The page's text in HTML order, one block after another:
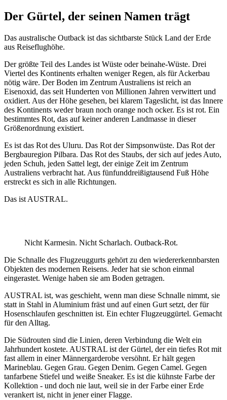
Der Gürtel, der seinen Namen trägt
Das australische Outback ist das sichtbarste Stück Land der Erde
aus Reiseflughöhe.
Der größte Teil des Landes ist Wüste oder beinahe-Wüste. Drei
Viertel des Kontinents erhalten weniger Regen, als für Ackerbau
nötig wäre. Der Boden im Zentrum Australiens ist reich an
Eisenoxid, das seit Hunderten von Millionen Jahren verwittert und
oxidiert. Aus der Höhe gesehen, bei klarem Tageslicht, ist das Innere
des Kontinents weder braun noch orange noch ocker. Es ist rot. Ein
bestimmtes Rot, das auf keiner anderen Landmasse in dieser
Größenordnung existiert.
Es ist das Rot des Uluru. Das Rot der Simpsonwüste. Das Rot der
Bergbauregion Pilbara. Das Rot des Staubs, der sich auf jedes Auto,
jeden Schuh, jeden Sattel legt, der einige Zeit im Zentrum
Australiens verbracht hat. Aus fünfunddreißigtausend Fuß Höhe
erstreckt es sich in alle Richtungen.
Das ist AUSTRAL.
Nicht Karmesin. Nicht Scharlach. Outback-Rot.
Die Schnalle des Flugzeuggurts gehört zu den wiedererkennbarsten
Objekten des modernen Reisens. Jeder hat sie schon einmal
eingerastet. Wenige haben sie am Boden getragen.
AUSTRAL ist, was geschieht, wenn man diese Schnalle nimmt, sie
statt in Stahl in Aluminium fräst und auf einen Gurt setzt, der für
Hosenschlaufen geschnitten ist. Ein echter Flugzeuggürtel. Gemacht
für den Alltag.
Die Südrouten sind die Linien, deren Verbindung die Welt ein
Jahrhundert kostete. AUSTRAL ist der Gürtel, der ein tiefes Rot mit
fast allem in einer Männergarderobe versöhnt. Er hält gegen
Marineblau. Gegen Grau. Gegen Denim. Gegen Camel. Gegen
tanfarbene Stiefel und weiße Sneaker. Es ist die kühnste Farbe der
Kollektion - und doch nie laut, weil sie in der Farbe einer Erde
verankert ist, nicht in jener einer Flagge.